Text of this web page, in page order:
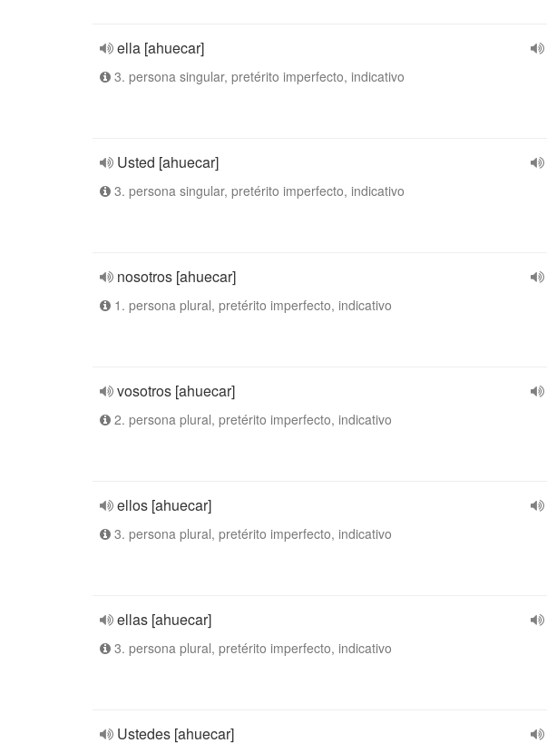
ella [ahuecar]
3. persona singular, pretérito imperfecto, indicativo
Usted [ahuecar]
3. persona singular, pretérito imperfecto, indicativo
nosotros [ahuecar]
1. persona plural, pretérito imperfecto, indicativo
vosotros [ahuecar]
2. persona plural, pretérito imperfecto, indicativo
ellos [ahuecar]
3. persona plural, pretérito imperfecto, indicativo
ellas [ahuecar]
3. persona plural, pretérito imperfecto, indicativo
Ustedes [ahuecar]